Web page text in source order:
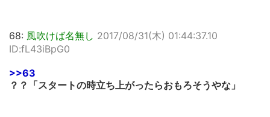
68: 風吹けば名無し 2017/08/31(木) 01:44:37.10
ID:fL43iBpG0
>>63
？？「スタートの時立ち上がったらおもろそうやな」